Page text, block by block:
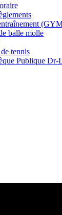
balle molle
tennis
Publique Dr-